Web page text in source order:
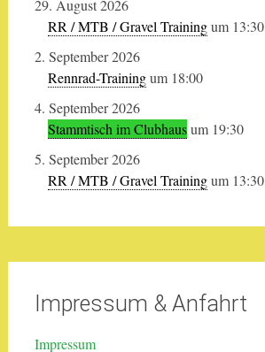
29. August 2026
RR / MTB / Gravel Trainingum 13:30
2. September 2026
Rennrad-Trainingum 18:00
4. September 2026
Stammtisch im Clubhausum 19:30
5. September 2026
RR / MTB / Gravel Trainingum 13:30
Impressum & Anfahrt
Impressum